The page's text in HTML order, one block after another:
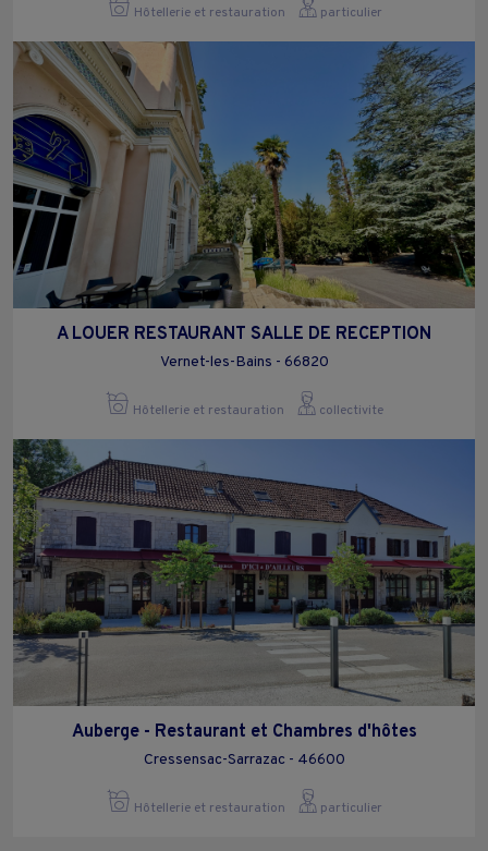
Hôtellerie et restauration particulier
A LOUER RESTAURANT SALLE DE RECEPTION
Vernet-les-Bains - 66820
Hôtellerie et restauration collectivite
Auberge - Restaurant et Chambres d'hôtes
Cressensac-Sarrazac - 46600
Hôtellerie et restauration particulier